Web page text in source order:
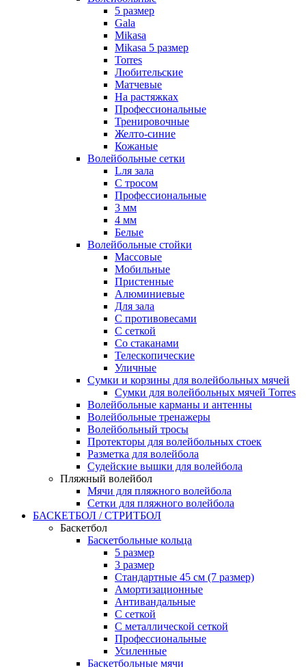
5 размер
Gala
Mikasa
Mikasa 5 размер
Torres
Любительские
Матчевые
На растяжках
Профессиональные
Тренировочные
Желто-синие
Кожаные
Волейбольные сетки
Lля зала
C тросом
Профессиональные
3 мм
4 мм
Белые
Волейбольные стойки
Массовые
Мобильные
Пристенные
Алюминиевые
Для зала
С противовесами
С сеткой
Со стаканами
Телескопические
Уличные
Сумки и корзины для волейбольных мячей
Сумки для волейбольных мячей Torres
Волейбольные карманы и антенны
Волейбольные тренажеры
Волейбольный тросы
Протекторы для волейбольных стоек
Разметка для волейбола
Судейские вышки для волейбола
Пляжный волейбол
Мячи для пляжного волейбола
Сетки для пляжного волейбола
БАСКЕТБОЛ / СТРИТБОЛ
Баскетбол
Баскетбольные кольца
5 размер
3 размер
Стандартные 45 см (7 размер)
Амортизационные
Антивандальные
С сеткой
С металлической сеткой
Профессиональные
Усиленные
Баскетбольные мячи